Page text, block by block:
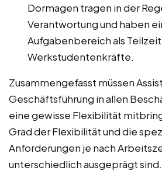
Dormagen tragen in der
Verantwortung und haben
Aufgabenbereich als
Werkstudentenkräfte.
Zusammengefasst müssen
Geschäftsführung in allen
eine gewisse Flexibilität
Grad der Flexibilität und die
Anforderungen je nach
unterschiedlich ausgeprägt sind.